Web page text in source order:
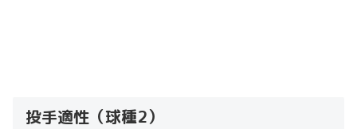
投手適性（球種2）